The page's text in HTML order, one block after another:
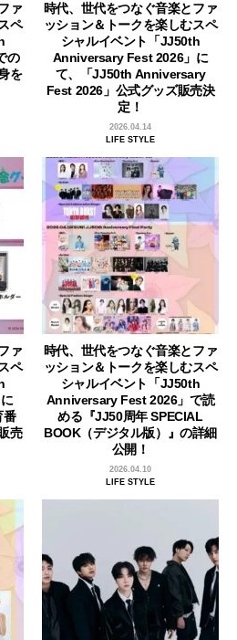
ァ
ペ
の
を
時代、世代をつなぐ音楽とファ
ッション＆トークを楽しむスペ
シャルイベント「JJ50th
Anniversary Fest 2026」に
て、「JJ50th Anniversary
Fest 2026」公式グッズ販売決
定！
2026.04.14
LIFE STYLE
ァ
ペ
番
売
時代、世代をつなぐ音楽とファ
ッション＆トークを楽しむスペ
シャルイベント「JJ50th
Anniversary Fest 2026」で読
める『JJ50周年 SPECIAL
BOOK（デジタル版）』の詳細
公開！
2026.04.10
LIFE STYLE